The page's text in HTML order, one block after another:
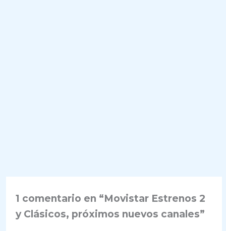
1 comentario en “Movistar Estrenos 2
y Clásicos, próximos nuevos canales”